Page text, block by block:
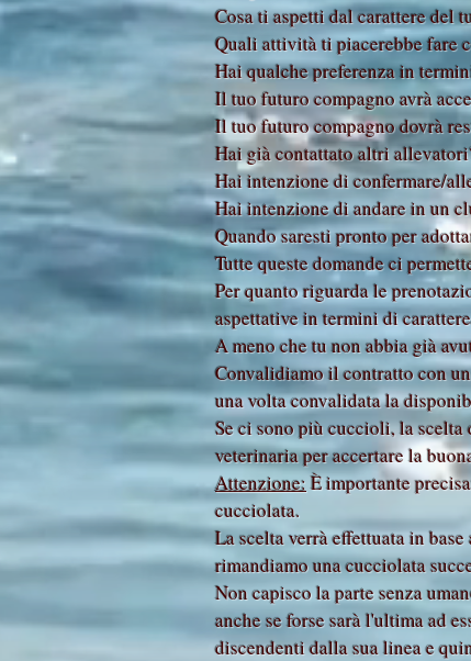
Cosa ti aspetti dal carattere del
Quali attività ti piacerebbe fare
Hai qualche preferenza in
Il tuo futuro compagno avrà
Il tuo futuro compagno dovrà
Hai già contattato altri
Hai intenzione di confermare/
Hai intenzione di andare in un
Quando saresti pronto per
Tutte queste domande ci
Per quanto riguarda le
aspettative in termini di
A meno che tu non abbia già
Convalidiamo il contratto con
una volta convalidata la
Se ci sono più cuccioli, la
veterinaria per accertare la
Attenzione:È importante
cucciolata.
La scelta verrà effettuata in
rimandiamo una cucciolata
Non capisco la parte senza
anche se forse sarà l'ultima ad
discendenti dalla sua linea e